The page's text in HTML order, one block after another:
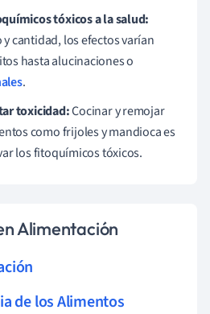
tóxicos a la salud:
cantidad, los efectos varían
hasta alucinaciones o
.
toxicidad:Cocinar y remojar
como frijoles y mandioca es
los fitoquímicos tóxicos.
Alimentación
de los Alimentos